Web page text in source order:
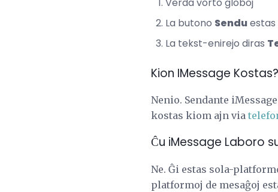
La butono Sendu
La tekst-enirejo diras
Kion IMessage Kostas?
Nenio. Sendante
kostas kiom ajn via
Ĉu iMessage Laboro
Ne. Ĝi estas sola-
platformoj de mesaĝoj